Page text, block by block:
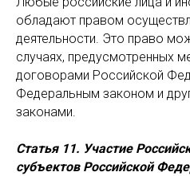
обладают правом
деятельности. Это право
случаях, предусмотренных
договорами Российской
Федеральным законом и
законами.
Статья 11. Участие
субъектов Российской